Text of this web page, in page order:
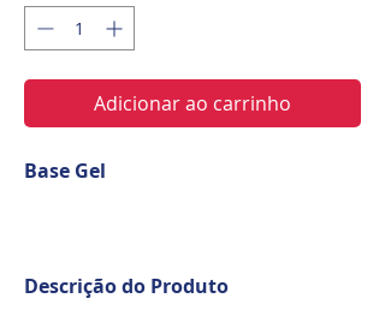
Adicionar ao carrinho
Base Gel
Descrição do Produto